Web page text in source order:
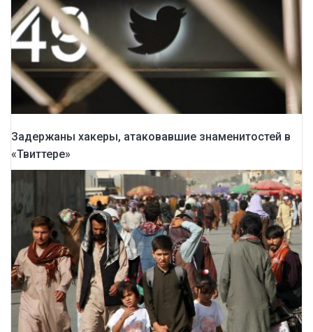
Задержаны хакеры, атаковавшие знаменитостей в
«Твиттере»